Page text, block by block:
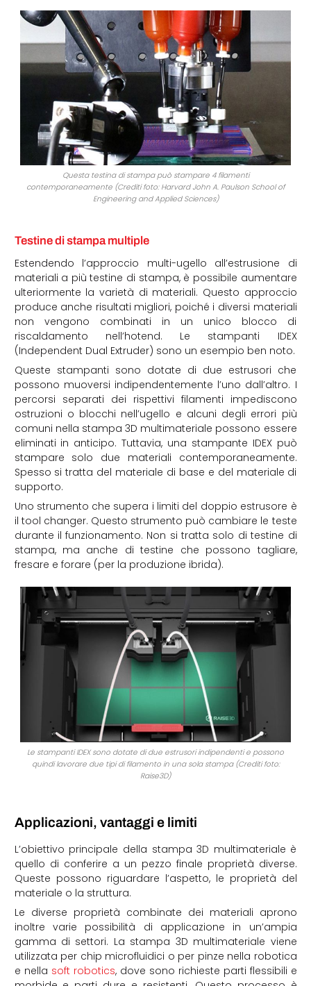
Questa testina di stampa può stampare 4 filamenti
contemporaneamente (Crediti foto: Harvard John A. Paulson School of
Engineering and Applied Sciences)
Testine di stampa multiple
Estendendo l’approccio multi-ugello all’estrusione di
materiali a più testine di stampa, è possibile aumentare
ulteriormente la varietà di materiali. Questo approccio
produce anche risultati migliori, poiché i diversi materiali
non vengono combinati in un unico blocco di
riscaldamento nell’hotend. Le stampanti IDEX
(Independent Dual Extruder) sono un esempio ben noto.
Queste stampanti sono dotate di due estrusori che
possono muoversi indipendentemente l’uno dall’altro. I
percorsi separati dei rispettivi filamenti impediscono
ostruzioni o blocchi nell’ugello e alcuni degli errori più
comuni nella stampa 3D multimateriale possono essere
eliminati in anticipo. Tuttavia, una stampante IDEX può
stampare solo due materiali contemporaneamente.
Spesso si tratta del materiale di base e del materiale di
supporto.
Uno strumento che supera i limiti del doppio estrusore è
il tool changer. Questo strumento può cambiare le teste
durante il funzionamento. Non si tratta solo di testine di
stampa, ma anche di testine che possono tagliare,
fresare e forare (per la produzione ibrida).
Le stampanti IDEX sono dotate di due estrusori indipendenti e possono
quindi lavorare due tipi di filamento in una sola stampa (Crediti foto:
Raise3D)
Applicazioni, vantaggi e limiti
L’obiettivo principale della stampa 3D multimateriale è
quello di conferire a un pezzo finale proprietà diverse.
Queste possono riguardare l’aspetto, le proprietà del
materiale o la struttura.
Le diverse proprietà combinate dei materiali aprono
inoltre varie possibilità di applicazione in un’ampia
gamma di settori. La stampa 3D multimateriale viene
utilizzata per chip microfluidici o per pinze nella robotica
e nella soft robotics, dove sono richieste parti flessibili e